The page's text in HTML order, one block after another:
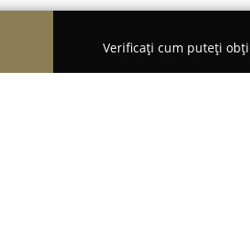
Verificați cum puteți